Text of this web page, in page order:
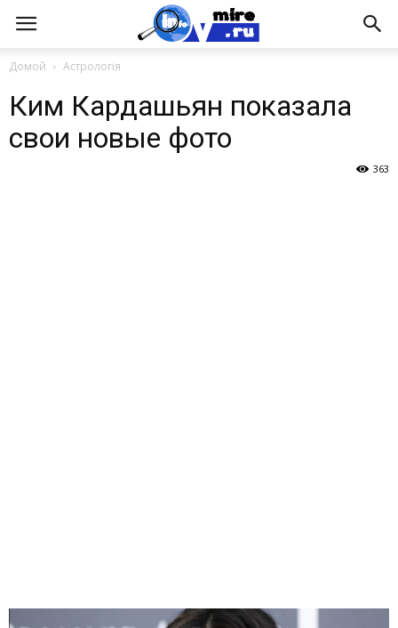
Домой Астрологія
Ким Кардашьян показала
свои новые фото
363